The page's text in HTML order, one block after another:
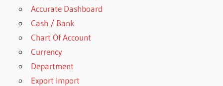
Accurate Dashboard
Cash / Bank
Chart Of Account
Currency
Department
Export Import